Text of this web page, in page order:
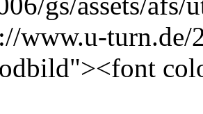
www.u-turn.de/